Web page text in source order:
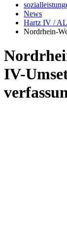
News
Hartz IV /
Nordrhein-
IV-